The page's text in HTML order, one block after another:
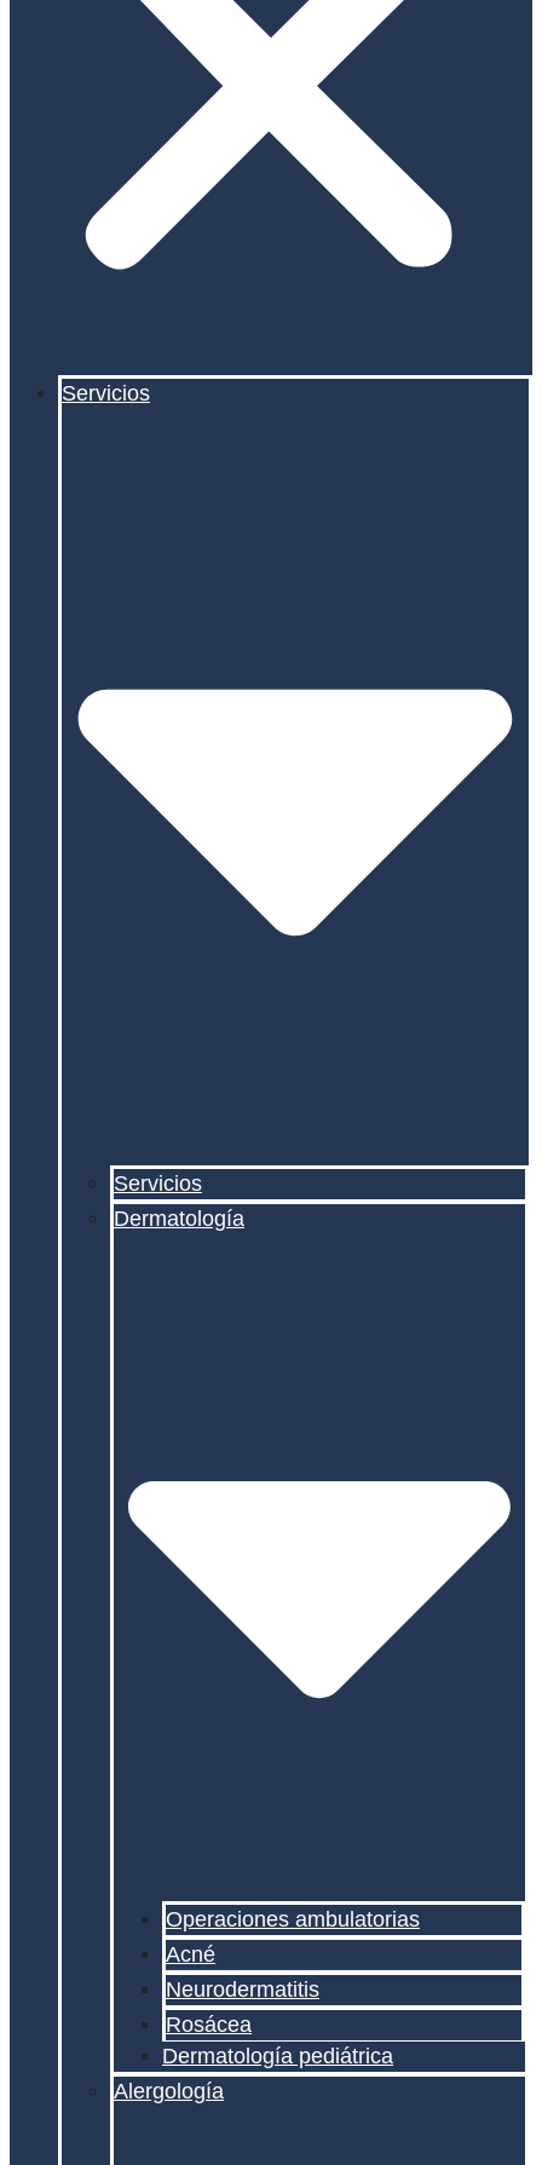
Servicios
Servicios
Dermatología
Operaciones ambulatorias
Acné
Neurodermatitis
Rosácea
Dermatología pediátrica
Alergología